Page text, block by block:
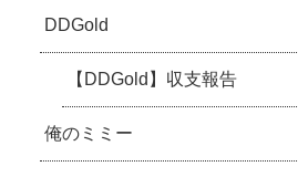
DDGold
【DDGold】収支報告
俺のミミー